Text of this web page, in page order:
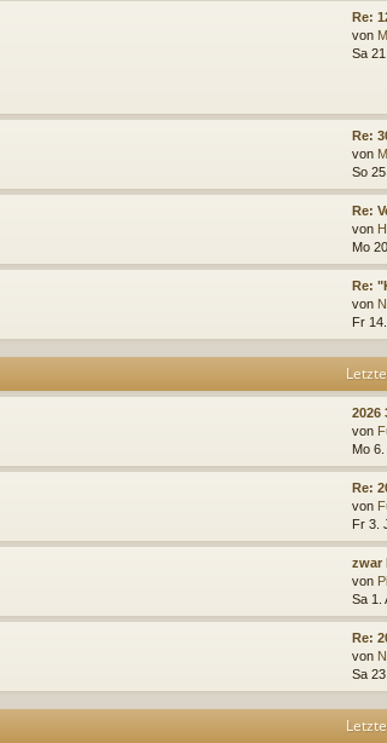
Re:
von
Sa
Re:
von
So
Re:
von
Mo
Re:
von
Fr
2026
von
Mo
Re:
von
Fr 3.
zwar
von
Sa 1.
Re:
von
Sa